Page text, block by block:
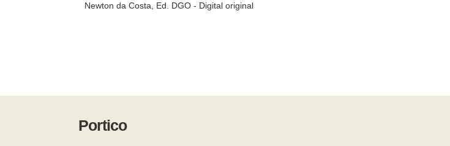
Newton da Costa, Ed. DGO - Digital original
Portico